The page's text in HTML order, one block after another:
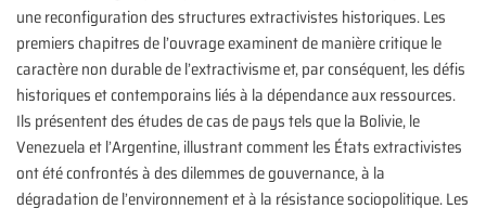
une reconfiguration des structures extractivistes historiques. Les
premiers chapitres de l’ouvrage examinent de manière critique le
caractère non durable de l’extractivisme et, par conséquent, les défis
historiques et contemporains liés à la dépendance aux ressources.
Ils présentent des études de cas de pays tels que la Bolivie, le
Venezuela et l’Argentine, illustrant comment les États extractivistes
ont été confrontés à des dilemmes de gouvernance, à la
dégradation de l’environnement et à la résistance sociopolitique. Les